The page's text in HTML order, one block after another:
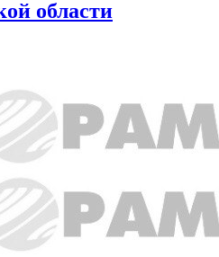
области